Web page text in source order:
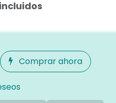
Comprar ahora